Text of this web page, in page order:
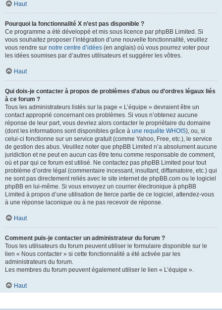
Haut
Pourquoi la fonctionnalité X n’est pas disponible ?
Ce programme a été développé et mis sous licence par phpBB Limited. Si
vous souhaitez proposer l’intégration d’une nouvelle fonctionnalité, veuillez
vous rendre sur notre centre d’idées (en anglais) où vous pourrez voter pour
les idées soumises par d’autres utilisateurs et suggérer les vôtres.
Haut
Qui dois-je contacter à propos de problèmes d’abus ou d’ordres légaux liés
à ce forum ?
Tous les administrateurs listés sur la page « L’équipe » devraient être un
contact approprié concernant ces problèmes. Si vous n’obtenez aucune
réponse de leur part, vous devriez alors contacter le propriétaire du domaine
(dont les informations sont disponibles grâce à une requête WHOIS), ou, si
celui-ci fonctionne sur un service gratuit (comme Yahoo, Free, etc.), le service
de gestion des abus. Veuillez noter que phpBB Limited n’a absolument aucune
juridiction et ne peut en aucun cas être tenu comme responsable de comment,
où et par qui ce forum est utilisé. Ne contactez pas phpBB Limited pour tout
problème d’ordre légal (commentaire incessant, insultant, diffamatoire, etc.) qui
ne sont pas directement reliés avec le site internet de phpBB.com ou le logiciel
phpBB en lui-même. Si vous envoyez un courrier électronique à phpBB
Limited à propos d’une utilisation de tierce partie de ce logiciel, attendez-vous
à une réponse laconique ou à ne pas recevoir de réponse.
Haut
Comment puis-je contacter un administrateur du forum ?
Tous les utilisateurs du forum peuvent utiliser le formulaire disponible sur le
lien « Nous contacter » si cette fonctionnalité a été activée par les
administrateurs du forum.
Les membres du forum peuvent également utiliser le lien « L’équipe ».
Haut